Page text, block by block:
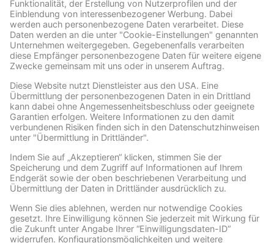
ARCHIVE
Facebook
Wir benötigen Ihre Zustimmung, um den Facebook
Social Plugins-Service zu laden!
Wir verwenden Facebook Social Plugins, um
Inhalte einzubetten. Dieser Service kann
Daten zu Ihren Aktivitäten sammeln. Bitte
lesen Sie die Details durch und stimmen Sie
der Nutzung des Service zu, um diese
Inhalte anzuzeigen.